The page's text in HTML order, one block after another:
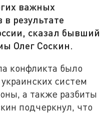
важных
результате
сказал бывший
Олег Соскин.
конфликта было
систем
а также разбиты
подчеркнул, что